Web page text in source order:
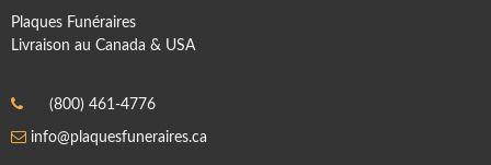
Plaques Funéraires
Livraison au Canada & USA
(800) 461-4776
info@plaquesfuneraires.ca